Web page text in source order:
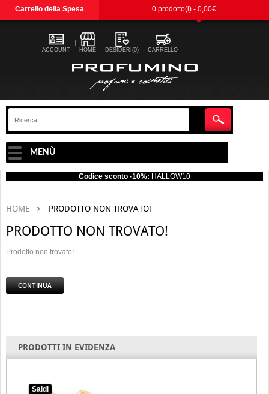
Carrello della Spesa 0 prodotto(i) - 0,00€
ACCOUNT HOME DESIDERI(0) CARRELLO
MENÙ
Codice sconto -10%: HALLOW10
HOME PRODOTTO NON TROVATO!
PRODOTTO NON TROVATO!
Prodotto non trovato!
CONTINUA
PRODOTTI IN EVIDENZA
Saldi